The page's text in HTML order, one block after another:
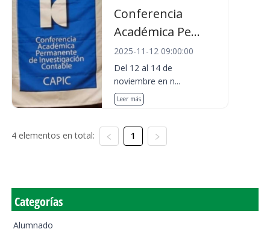
Conferencia
Académica Pe...
2025-11-12 09:00:00
Del 12 al 14 de
noviembre en n...
Leer más
4 elementos en total: 1
Categorías
Alumnado